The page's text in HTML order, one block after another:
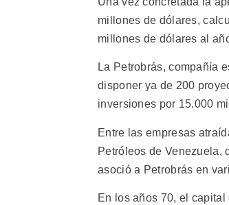
millones de dólares,
millones de dólares al
La Petrobrás, compañía
disponer ya de 200
inversiones por 15.000
Entre las empresas
Petróleos de Venezuela,
asoció a Petrobrás en
En los años 70, el